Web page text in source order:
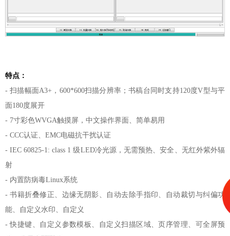
特点：
-扫描幅面A3+，600*600扫描分辨率；书稿台同时支持120度V型与平
面180度展开
- 7寸彩色WVGA触摸屏，中文操作界面、简单易用
- CCC认证、EMC电磁抗干扰认证
-IEC 60825-1: class 1 级LED冷光源，无需预热、安全、无红外紫外辐
射
- 内置防病毒Linux系统
-书籍折叠修正、边缘无阴影、自动去除手指印、自动裁切与纠偏功
能、自定义水印、自定义
-快捷键、自定义参数模板、自定义扫描区域、页序管理、可全屏预